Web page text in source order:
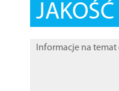
Informacje na